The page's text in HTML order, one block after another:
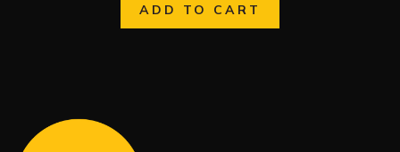
ADD TO CART